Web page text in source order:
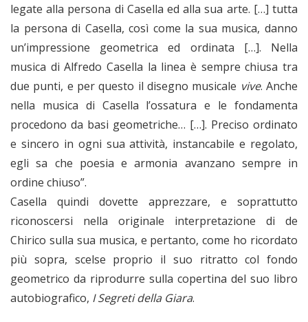
legate alla persona di Casella ed alla sua arte. […] tutta
la persona di Casella, così come la sua musica, danno
un’impressione geometrica ed ordinata […]. Nella
musica di Alfredo Casella la linea è sempre chiusa tra
due punti, e per questo il disegno musicale vive. Anche
nella musica di Casella l’ossatura e le fondamenta
procedono da basi geometriche… […]. Preciso ordinato
e sincero in ogni sua attività, instancabile e regolato,
egli sa che poesia e armonia avanzano sempre in
ordine chiuso”.
Casella quindi dovette apprezzare, e soprattutto
riconoscersi nella originale interpretazione di de
Chirico sulla sua musica, e pertanto, come ho ricordato
più sopra, scelse proprio il suo ritratto col fondo
geometrico da riprodurre sulla copertina del suo libro
autobiografico, I Segreti della Giara.